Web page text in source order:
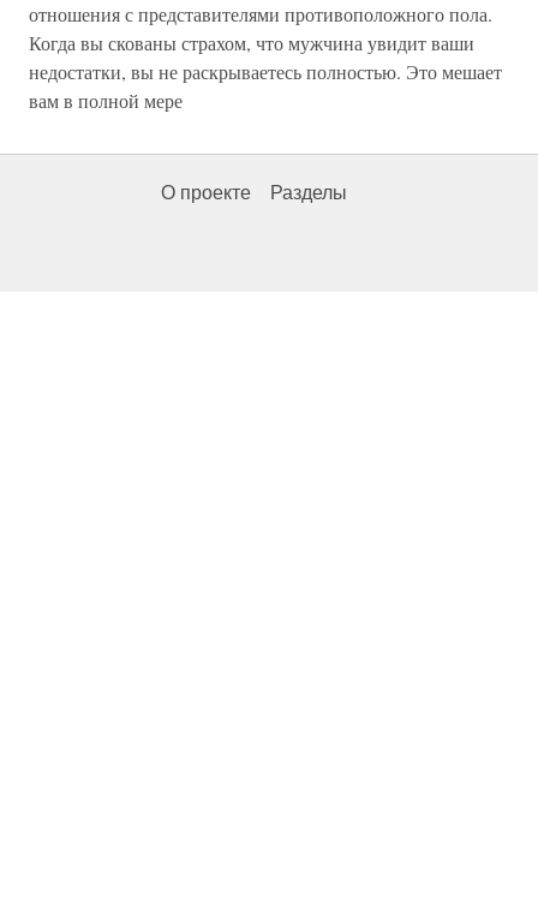
отношения с представителями противоположного пола.
Когда вы скованы страхом, что мужчина увидит ваши
недостатки, вы не раскрываетесь полностью. Это мешает
вам в полной мере
О проекте Разделы